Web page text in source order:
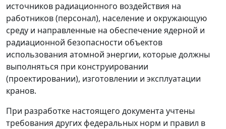
источников радиационного воздействия на
работников (персонал), население и окружающую
среду и направленные на обеспечение ядерной и
радиационной безопасности объектов
использования атомной энергии, которые должны
выполняться при конструировании
(проектировании), изготовлении и эксплуатации
кранов.
При разработке настоящего документа учтены
требования других федеральных норм и правил в